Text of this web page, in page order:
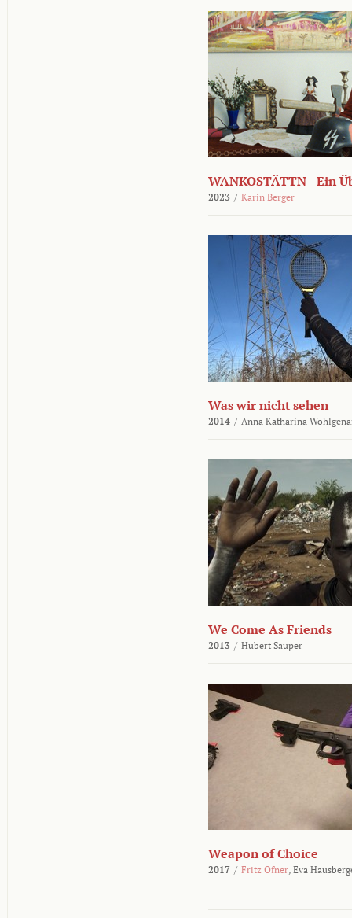
WANKOSTÄTTN - Ein
2023 / Karin Berger
Was wir nicht sehen
2014 / Anna Katharina
We Come As Friends
2013 / Hubert Sauper
Weapon of Choice
2017 / Fritz Ofner, Eva